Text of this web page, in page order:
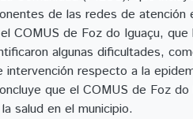
de las redes de
COMUS de Foz do Iguaçu,
algunas dificultades,
intervención respecto a la
que el COMUS de Foz
salud en el municipio.